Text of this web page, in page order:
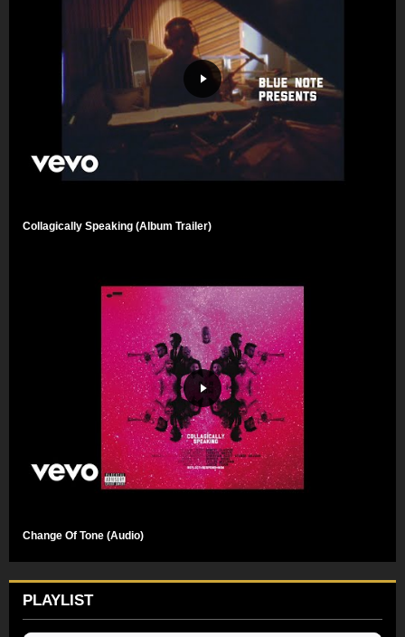
Collagically Speaking (Album Trailer)
Change Of Tone (Audio)
PLAYLIST